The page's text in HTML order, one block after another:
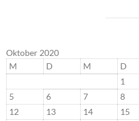
Oktober 2020
M
D M D
1
5
6 7 8
12
13 14 15